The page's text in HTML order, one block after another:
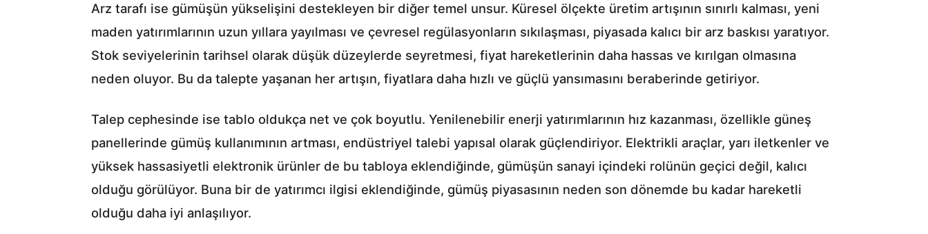
Arz tarafı ise gümüşün yükselişini destekleyen bir diğer temel unsur. Küresel ölçekte üretim artışının sınırlı kalması, yeni
maden yatırımlarının uzun yıllara yayılması ve çevresel regülasyonların sıkılaşması, piyasada kalıcı bir arz baskısı yaratıyor.
Stok seviyelerinin tarihsel olarak düşük düzeylerde seyretmesi, fiyat hareketlerinin daha hassas ve kırılgan olmasına
neden oluyor. Bu da talepte yaşanan her artışın, fiyatlara daha hızlı ve güçlü yansımasını beraberinde getiriyor.
Talep cephesinde ise tablo oldukça net ve çok boyutlu. Yenilenebilir enerji yatırımlarının hız kazanması, özellikle güneş
panellerinde gümüş kullanımının artması, endüstriyel talebi yapısal olarak güçlendiriyor. Elektrikli araçlar, yarı iletkenler ve
yüksek hassasiyetli elektronik ürünler de bu tabloya eklendiğinde, gümüşün sanayi içindeki rolünün geçici değil, kalıcı
olduğu görülüyor. Buna bir de yatırımcı ilgisi eklendiğinde, gümüş piyasasının neden son dönemde bu kadar hareketli
olduğu daha iyi anlaşılıyor.